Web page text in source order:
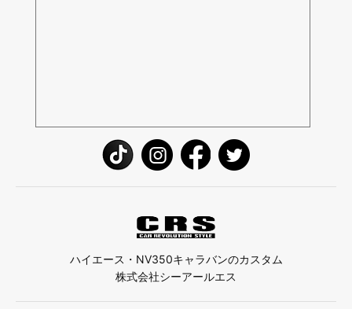
ハイエース・NV350キャラバンのカスタム
株式会社シーアールエス